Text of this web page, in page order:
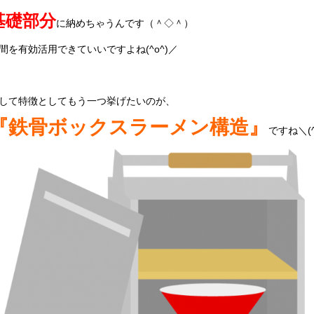
礎部分に納めちゃうんです（＾◇＾）
を有効活用できていいですよね(^o^)／
て特徴としてもう一つ挙げたいのが、
鉄骨ボックスラーメン構造』 ですね＼